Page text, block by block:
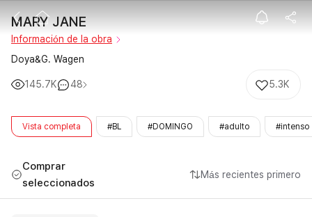
MARY JANE
MARY JANE
Información de la obra
Doya&G. Wagen
145.7K 48 5.3K
Vista completa #BL #DOMINGO #adulto #intenso
Comprar
seleccionados
Más recientes primero